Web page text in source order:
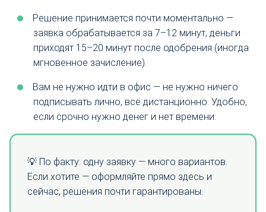
Решение принимается почти моментально —
заявка обрабатывается за 7–12 минут, деньги
приходят 15–20 минут после одобрения (иногда
мгновенное зачисление).
Вам не нужно идти в офис — не нужно ничего
подписывать лично, всё дистанционно. Удобно,
если срочно нужно денег и нет времени.
💡 По факту: одну заявку — много вариантов.
Если хотите — оформляйте прямо здесь и
сейчас, решения почти гарантированы.